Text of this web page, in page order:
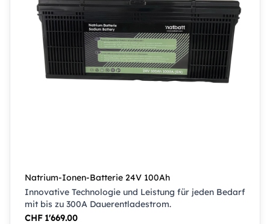
Natrium-Ionen-Batterie 24V 100Ah
Innovative Technologie und Leistung für jeden Bedarf
mit bis zu 300A Dauerentladestrom.
CHF1'669.00